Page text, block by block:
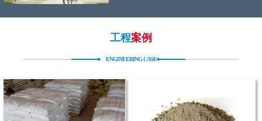
工程案例
ENGINEERING CASE